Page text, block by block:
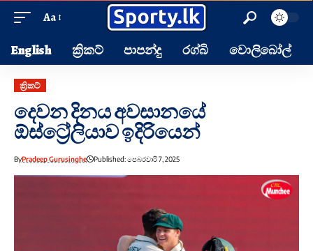
Aa
English ක්‍රිකට් පාපන්දු රග්බි වොලිබෝල්
ක්‍රිකට්
දෙවන දිනය අවසානයේ
ඕස්ට්‍රේලියාව ඉදිරියෙන්
ByPradeep Gurusinghe Published: පෙබරවාරි 7, 2025